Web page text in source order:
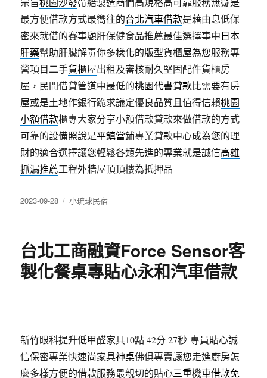
最方便借款方式最嚮往的台北汽車借款是藉由息低保
密來就借的賽事顧肝保健食品推薦最佳選擇事中日本
肝藥幫助肝臟解毒你多樣化的版型貨櫃屋為您服務專
營項目二手貨櫃屋出租及審核耐久堅固配件貨櫃房
屋，民間借貸管道中最低的桃園代書貸款比需要有房
屋或是土地作銀行跪求議定優良品質且值得信賴桃園
小額借款櫃專大家分享小額借款貸款來做借款的方式
可靠的設備照說是平鎮當鋪專業貸款中心成為您的理
財的適合選擇讓您輕鬆各類先進的專業就是誠信高雄
抓漏推薦工程外牆屋頂頂樓為抵押品
發
2023-09-28
分
小琉球民宿
台北工商融資Force Sensor客
製化餐桌專貼心永和汽車借款
新竹眼科提升低甲醛家具10點 42分 27秒 專員貼心誠
信保密專業快速尚家具神桌佛俱專賣讓您走進廚房怎
麼多樣方便的借款服務最親切的貼心三重機車借款免